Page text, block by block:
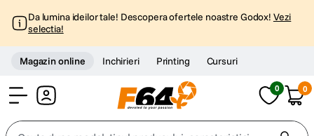
Da lumina ideilor tale! Descopera ofertele noastre Godox! Vezi
selectia!
Magazin online Inchirieri Printing Cursuri
0 0
Cauta dupa model, tipul produsului, caracteristici...